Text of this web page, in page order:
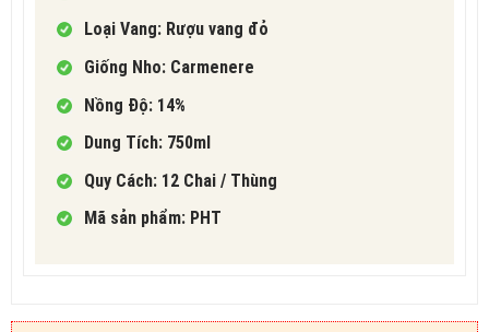
Loại Vang: Rượu vang đỏ
Giống Nho: Carmenere
Nồng Độ: 14%
Dung Tích: 750ml
Quy Cách: 12 Chai / Thùng
Mã sản phẩm: PHT